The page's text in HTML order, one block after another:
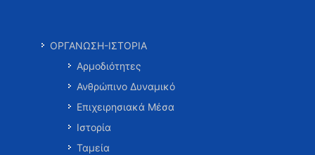
ΟΡΓΑΝΩΣΗ-ΙΣΤΟΡΙΑ
Αρμοδιότητες
Ανθρώπινο Δυναμικό
Επιχειρησιακά Μέσα
Ιστορία
Ταμεία